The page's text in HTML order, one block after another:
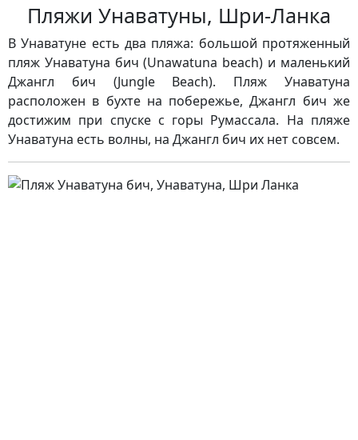
Пляжи Унаватуны, Шри-Ланка
В Унаватуне есть два пляжа: большой протяженный
пляж Унаватуна бич (Unawatuna beach) и маленький
Джангл бич (Jungle Beach). Пляж Унаватуна
расположен в бухте на побережье, Джангл бич же
достижим при спуске с горы Румассала. На пляже
Унаватуна есть волны, на Джангл бич их нет совсем.